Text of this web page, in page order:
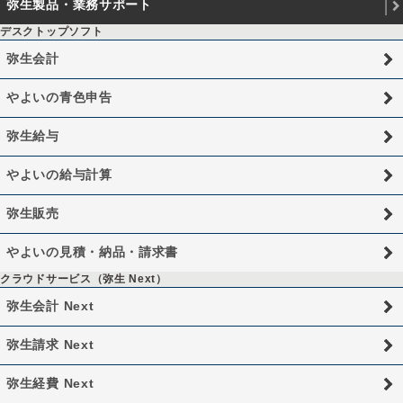
弥生製品・業務サポート
デスクトップソフト
弥生会計
やよいの青色申告
弥生給与
やよいの給与計算
弥生販売
やよいの見積・納品・請求書
クラウドサービス（弥生 Next）
弥生会計 Next
弥生請求 Next
弥生経費 Next